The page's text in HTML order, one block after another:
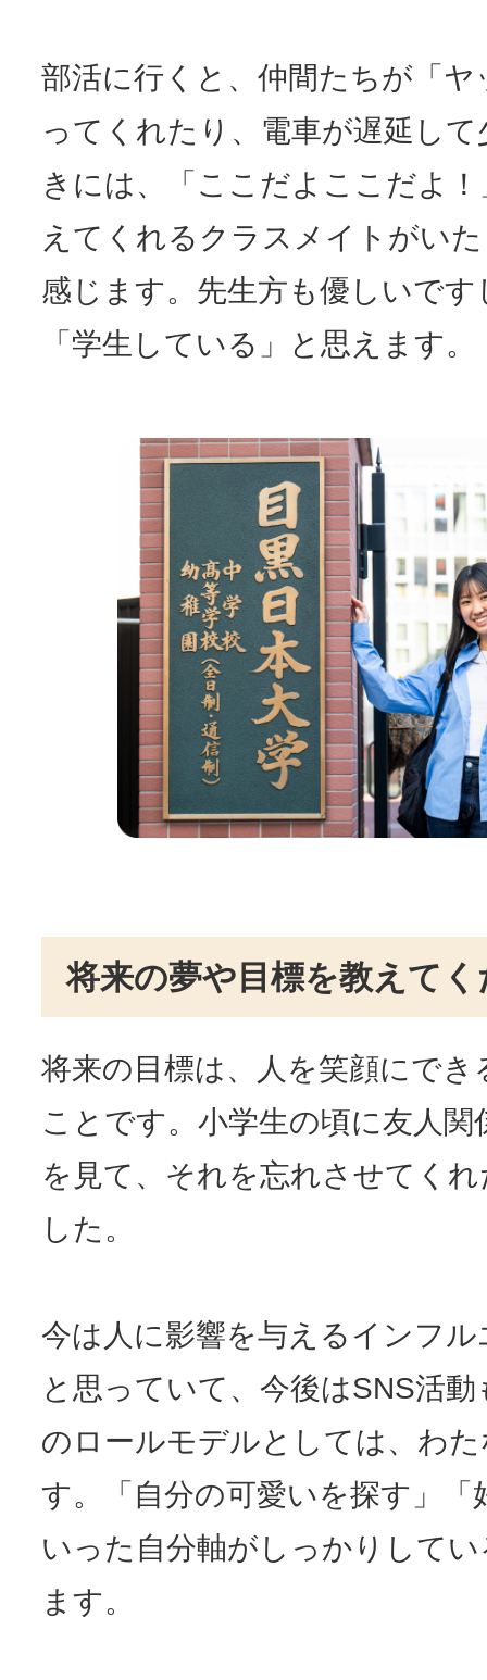
部活に行くと、仲間たちが「
ってくれたり、電車が遅延し
きには、「ここだよここだよ
えてくれるクラスメイトがい
感じます。先生方も優しいで
「学生している」と思えます。
将来の夢や目標を教えて
将来の目標は、人を笑顔にで
ことです。小学生の頃に友人
を見て、それを忘れさせてく
した。
今は人に影響を与えるインフ
と思っていて、今後はSNS活
のロールモデルとしては、わ
す。「自分の可愛いを探す」
いった自分軸がしっかりして
ます。